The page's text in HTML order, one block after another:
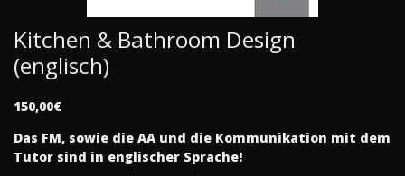
Kitchen & Bathroom Design
(englisch)
150,00€
Das FM, sowie die AA und die Kommunikation mit dem
Tutor sind in englischer Sprache!